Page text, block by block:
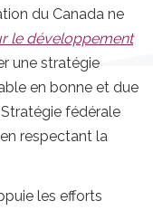
du Canada ne
le développement
une stratégie
en bonne et due
fédérale
respectant la
les efforts